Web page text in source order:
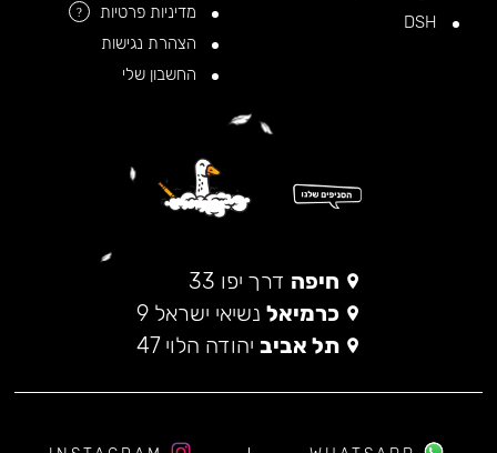
מדיניות פרטיות
?
הצהרת נגישות
החשבון שלי
חיפה דרך יפו 33
כרמיאל נשיאי ישראל 9
תל אביב יהודה הלוי 47